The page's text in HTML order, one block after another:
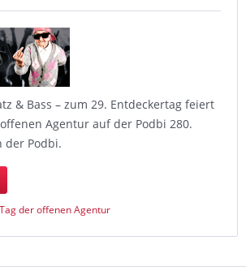
& Bass – zum 29. Entdeckertag feiert
Agentur auf der Podbi 280.
der Podbi.
Tag der offenen Agentur